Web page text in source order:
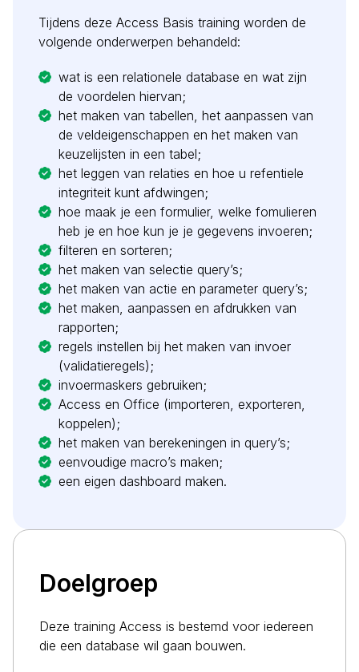
Tijdens deze Access Basis training worden de
volgende onderwerpen behandeld:
wat is een relationele database en wat zijn
de voordelen hiervan;
het maken van tabellen, het aanpassen van
de veldeigenschappen en het maken van
keuzelijsten in een tabel;
het leggen van relaties en hoe u refentiele
integriteit kunt afdwingen;
hoe maak je een formulier, welke fomulieren
heb je en hoe kun je je gegevens invoeren;
filteren en sorteren;
het maken van selectie query’s;
het maken van actie en parameter query’s;
het maken, aanpassen en afdrukken van
rapporten;
regels instellen bij het maken van invoer
(validatieregels);
invoermaskers gebruiken;
Access en Office (importeren, exporteren,
koppelen);
het maken van berekeningen in query’s;
eenvoudige macro’s maken;
een eigen dashboard maken.
Doelgroep
Deze training Access is bestemd voor iedereen
die een database wil gaan bouwen.